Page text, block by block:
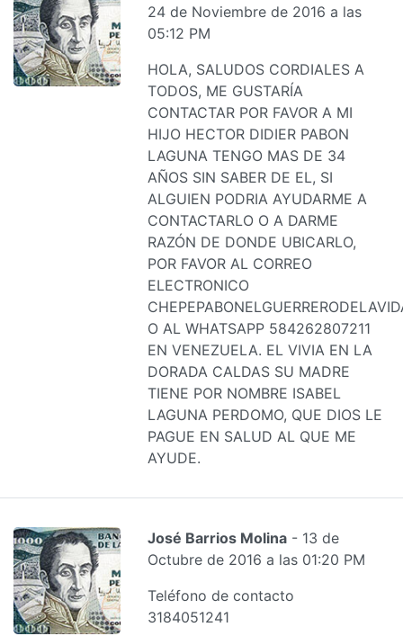
24 de Noviembre de 2016 a las
05:12 PM
HOLA, SALUDOS CORDIALES A
TODOS, ME GUSTARÍA
CONTACTAR POR FAVOR A MI
HIJO HECTOR DIDIER PABON
LAGUNA TENGO MAS DE 34
AÑOS SIN SABER DE EL, SI
ALGUIEN PODRIA AYUDARME A
CONTACTARLO O A DARME
RAZÓN DE DONDE UBICARLO,
POR FAVOR AL CORREO
ELECTRONICO
O AL WHATSAPP 584262807211
EN VENEZUELA. EL VIVIA EN LA
DORADA CALDAS SU MADRE
TIENE POR NOMBRE ISABEL
LAGUNA PERDOMO, QUE DIOS LE
PAGUE EN SALUD AL QUE ME
AYUDE.
José Barrios Molina - 13 de
Octubre de 2016 a las 01:20 PM
Teléfono de contacto
3184051241